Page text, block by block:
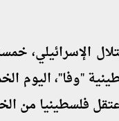
الإسرائيلي،
"وفا"، اليوم
فلسطينيا من